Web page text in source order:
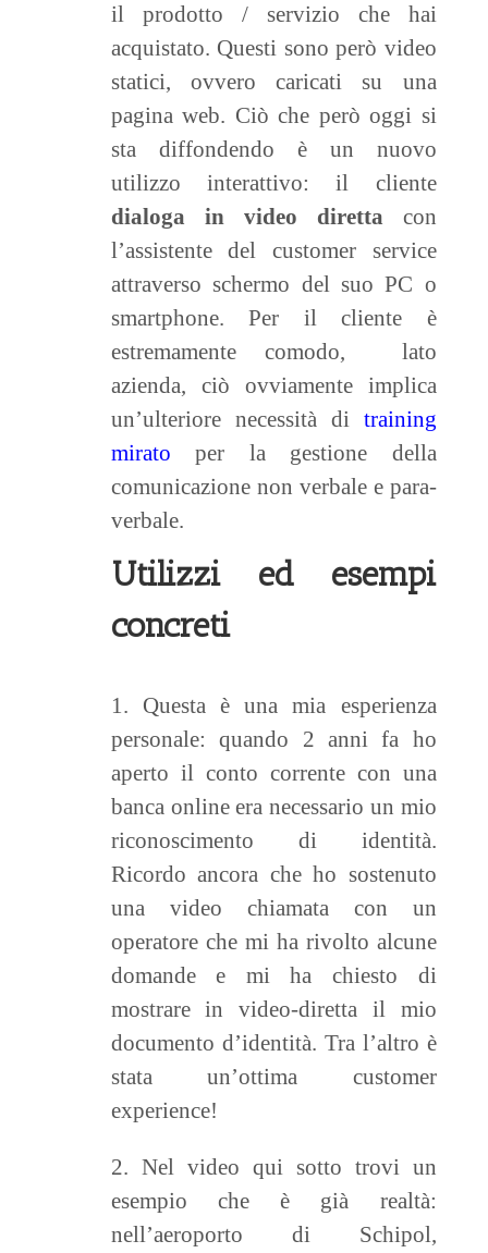
il prodotto / servizio che hai
acquistato. Questi sono però video
statici, ovvero caricati su una
pagina web. Ciò che però oggi si
sta diffondendo è un nuovo
utilizzo interattivo: il cliente
dialoga in video diretta con
l’assistente del customer service
attraverso schermo del suo PC o
smartphone. Per il cliente è
estremamente comodo, lato
azienda, ciò ovviamente implica
un’ulteriore necessità di training
mirato per la gestione della
comunicazione non verbale e para-
verbale.
Utilizzi ed esempi
concreti
1. Questa è una mia esperienza
personale: quando 2 anni fa ho
aperto il conto corrente con una
banca online era necessario un mio
riconoscimento di identità.
Ricordo ancora che ho sostenuto
una video chiamata con un
operatore che mi ha rivolto alcune
domande e mi ha chiesto di
mostrare in video-diretta il mio
documento d’identità. Tra l’altro è
stata un’ottima customer
experience!
2. Nel video qui sotto trovi un
esempio che è già realtà:
nell’aeroporto di Schipol,